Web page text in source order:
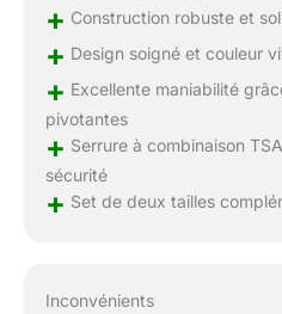
+ Construction robuste et
+ Design soigné et couleur
+ Excellente maniabilité
pivotantes
+ Serrure à combinaison
sécurité
+ Set de deux tailles
Inconvénients